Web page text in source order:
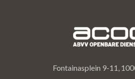
Fontainasplein 9-11,